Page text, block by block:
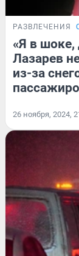
РАЗВЛЕЧЕНИЯ
«Я в шоке,
Лазарев
из-за
26 ноября, 2024,